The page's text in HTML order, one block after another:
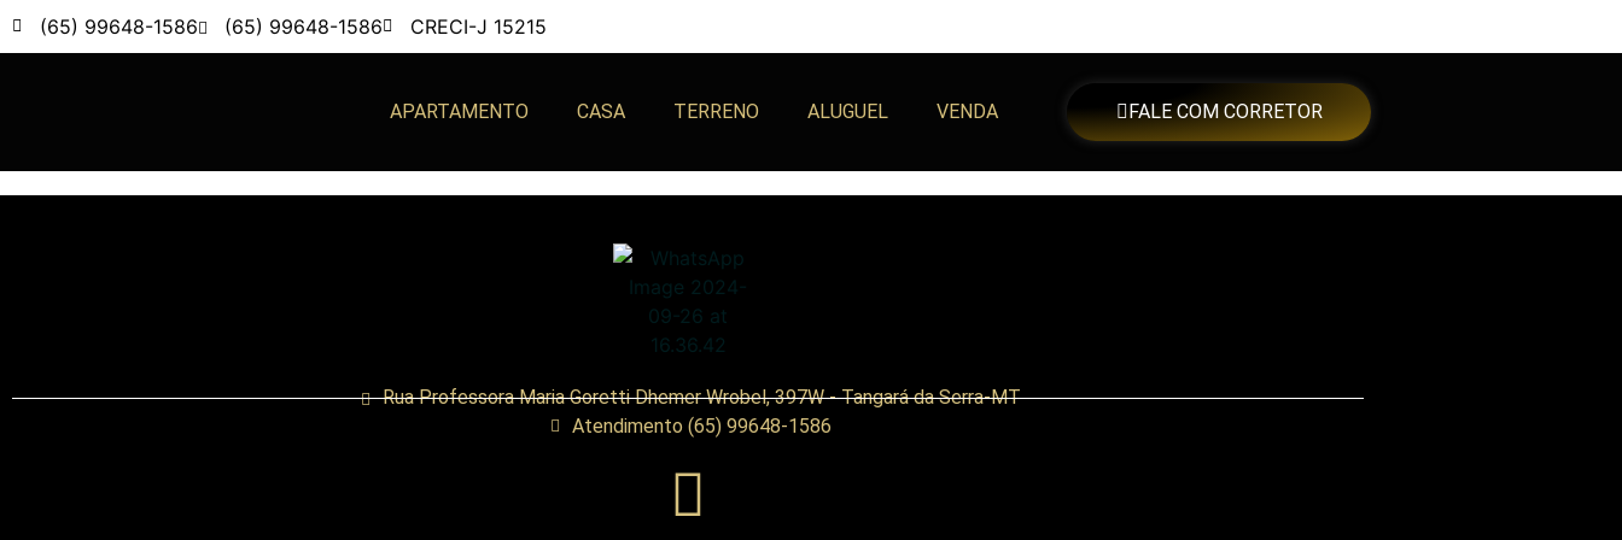
(65) 99648-1586 (65) 99648-1586 CRECI-J 15215
APARTAMENTO CASA TERRENO ALUGUEL VENDA FALE COM CORRETOR
Rua Professora Maria Goretti Dhemer Wrobel, 397W - Tangará da Serra-MT
Atendimento (65) 99648-1586